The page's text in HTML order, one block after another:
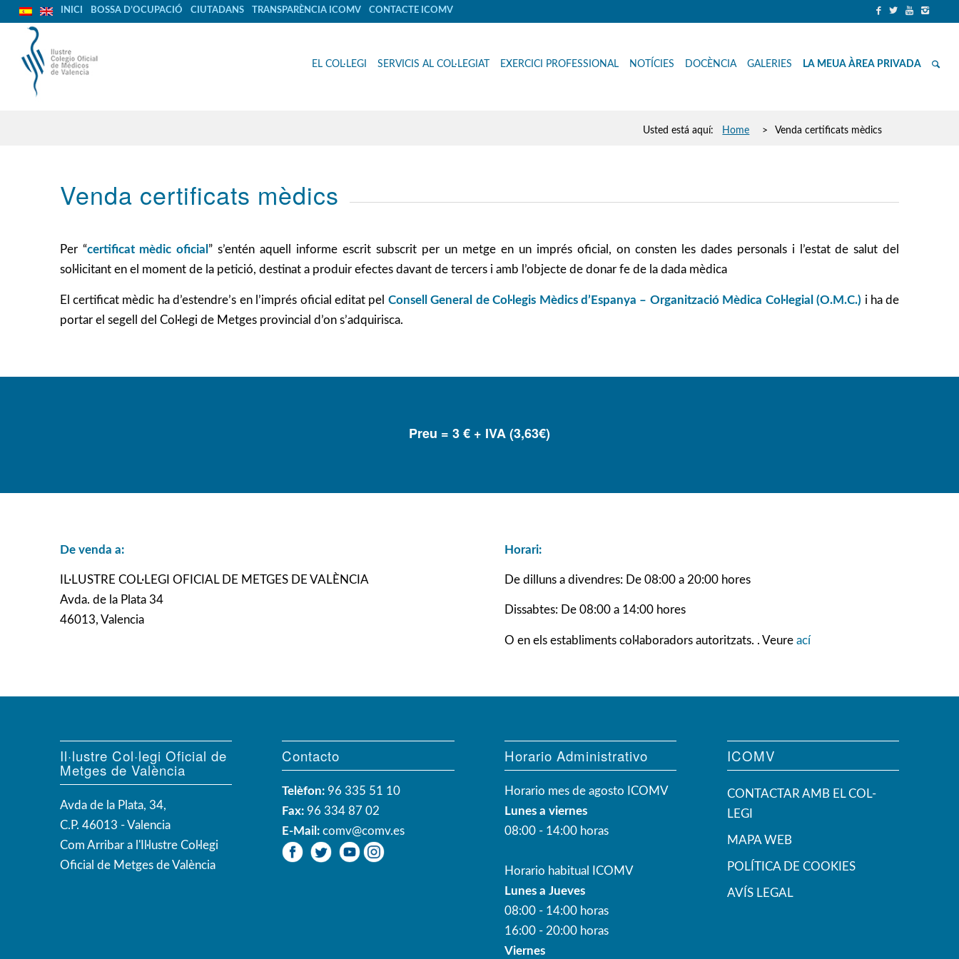
INICI BOSSA D’OCUPACIÓ CIUTADANS TRANSPARÈNCIA ICOMV CONTACTE ICOMV
EL COL·LEGI SERVICIS AL COL·LEGIAT EXERCICI PROFESSIONAL NOTÍCIES DOCÈNCIA GALERIES LA MEUA ÀREA PRIVADA
Usted está aquí: Home > Venda certificats mèdics
Venda certificats mèdics
Per “certificat mèdic oficial ” s’entén aquell informe escrit subscrit per un metge en un imprés oficial, on consten les dades personals i l’estat de salut del
sol·licitant en el moment de la petició, destinat a produir efectes davant de tercers i amb l’objecte de donar fe de la dada mèdica
El certificat mèdic ha d’estendre’s en l’imprés oficial editat pel Consell General de Col·legis Mèdics d’Espanya – Organització Mèdica Col·legial (O.M.C.) i ha de
portar el segell del Col·legi de Metges provincial d’on s’adquirisca.
Preu = 3 € + IVA (3,63€)
De venda a:
IL·LUSTRE COL·LEGI OFICIAL DE METGES DE VALÈNCIA
Avda. de la Plata 34
46013, Valencia
Horari:
De dilluns a divendres: De 08:00 a 20:00 hores
Dissabtes: De 08:00 a 14:00 hores
O en els establiments col·laboradors autoritzats. . Veureací
Il·lustre Col·legi Oficial de
Metges de València
Avda de la Plata, 34,
C.P. 46013 - Valencia
Com Arribar a l'Il·lustre Col·legi
Oficial de Metges de València
Contacto
Telèfon: 96 335 51 10
Fax: 96 334 87 02
E-Mail:comv@comv.es
Horario Administrativo
Horario mes de agosto ICOMV
Lunes a viernes
08:00 - 14:00 horas
Horario habitual ICOMV
Lunes a Jueves
08:00 - 14:00 horas
16:00 - 20:00 horas
Viernes
ICOMV
CONTACTAR AMB EL COL-
LEGI
MAPA WEB
POLÍTICA DE COOKIES
AVÍS LEGAL